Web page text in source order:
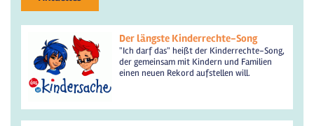
Der längste Kinderrechte-Song
"Ich darf das" heißt der Kinderrechte-Song,
der gemeinsam mit Kindern und Familien
einen neuen Rekord aufstellen will.